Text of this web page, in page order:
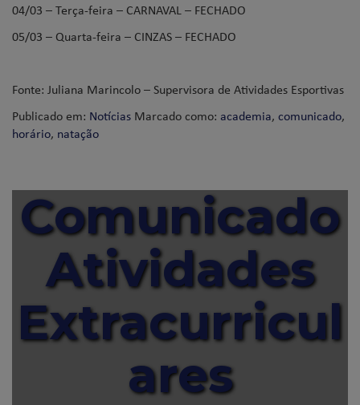
04/03 – Terça-feira – CARNAVAL – FECHADO
05/03 – Quarta-feira – CINZAS – FECHADO
Fonte: Juliana Marincolo – Supervisora de Atividades Esportivas
Publicado em: Notícias Marcado como: academia, comunicado,
horário, natação
Comunicado
Atividades
Extracurricul
ares